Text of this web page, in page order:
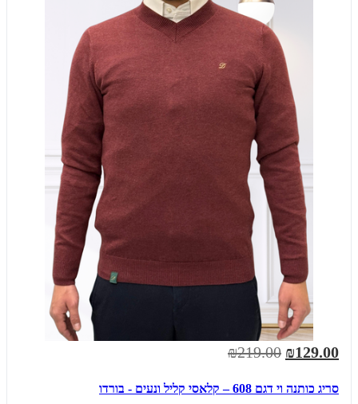
₪129.00
₪219.00
סריג כותנה וי דגם 608 – קלאסי קליל ונעים - בורדו